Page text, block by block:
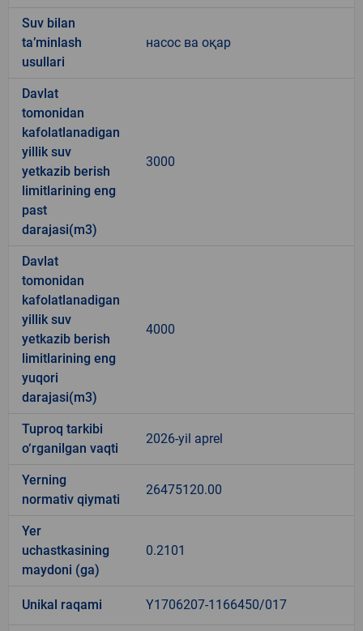
Suv bilan
ta’minlash
usullari
насос ва оқар
Davlat
tomonidan
kafolatlanadigan
yillik suv
yetkazib berish
limitlarining eng
past
darajasi(m3)
3000
Davlat
tomonidan
kafolatlanadigan
yillik suv
yetkazib berish
limitlarining eng
yuqori
darajasi(m3)
4000
Tuproq tarkibi
o‘rganilgan vaqti
2026-yil aprel
Yerning
normativ qiymati
26475120.00
Yer
uchastkasining
maydoni (ga)
0.2101
Unikal raqami Y1706207-1166450/017